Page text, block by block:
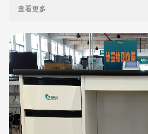
查看更多